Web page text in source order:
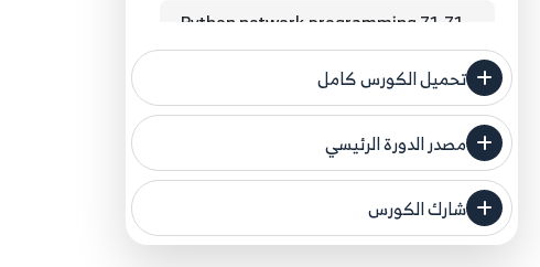
77
71.71 Python network programming
Web
78
Web
73.73 Python network programming
تحميل الكورس كامل
مصدر الدورة الرئيسي
فنحن لا ندعي ملكية أي دورة ولهذا نضع المصدر
مصدر الدورة الرئيسي
شارك الكورس